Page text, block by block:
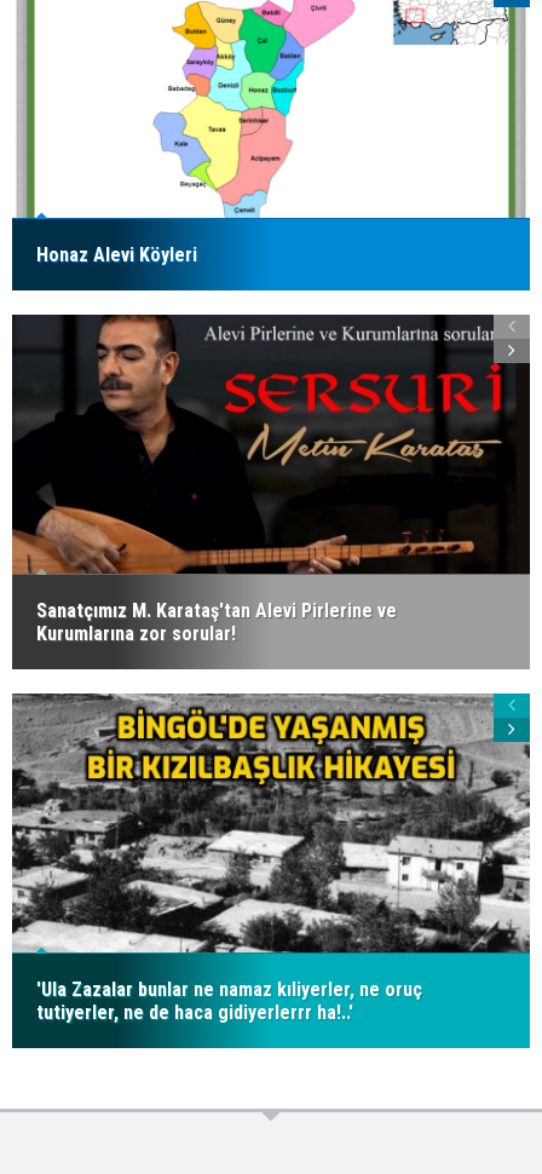
Honaz Alevi Köyleri
Sanatçımız M. Karataş'tan Alevi Pirlerine ve
Kurumlarına zor sorular!
'Ula Zazalar bunlar ne namaz kıliyerler, ne oruç
tutiyerler, ne de haca gidiyerlerrr ha!..'